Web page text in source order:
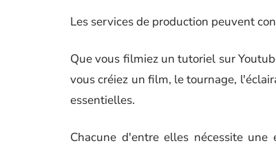
Les services de production peuvent
Que vous filmiez un tutoriel sur
vous créiez un film, le tournage,
essentielles.
Chacune d'entre elles nécessite